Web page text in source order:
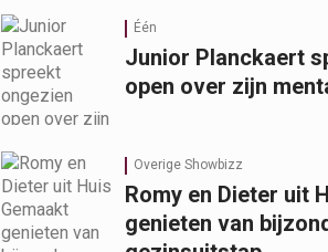
Één
Junior Planckaert
open over zijn
Overige Showbizz
Romy en Dieter uit
genieten van